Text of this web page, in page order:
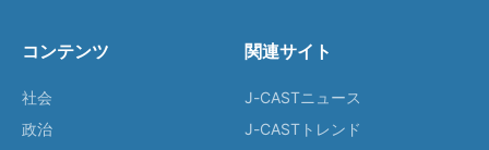
コンテンツ
社会
政治
関連サイト
J-CASTニュース
J-CASTトレンド